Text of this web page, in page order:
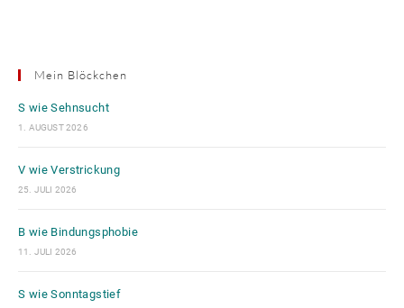
Mein Blöckchen
S wie Sehnsucht
1. AUGUST 2026
V wie Verstrickung
25. JULI 2026
B wie Bindungsphobie
11. JULI 2026
S wie Sonntagstief